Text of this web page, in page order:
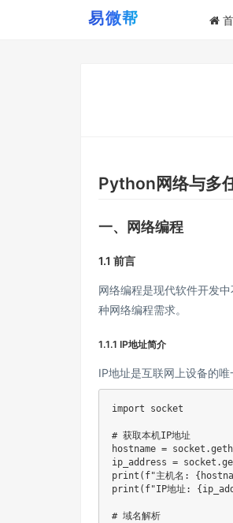
Python网络与多
一、网络编程
1.1 前言
网络编程是现代软件开发
种网络编程需求。
1.1.1 IP地址简介
IP地址是互联网上设备的
import socket
# 获取本机IP地址
hostname = socket .
ip_address = socket .
print ( f"主机名: {
print ( f"IP地址: {
# 域名解析